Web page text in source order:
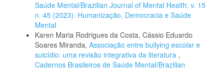
Saúde Mental/Brazilian Journal of Mental Health: v. 15
n. 45 (2023): Humanização, Democracia e Saúde
Mental
Karen Maria Rodrigues da Costa, Cássio Eduardo
Soares Miranda, Associação entre bullying escolar e
suicídio: uma revisão integrativa da literatura ,
Cadernos Brasileiros de Saúde Mental/Brazilian